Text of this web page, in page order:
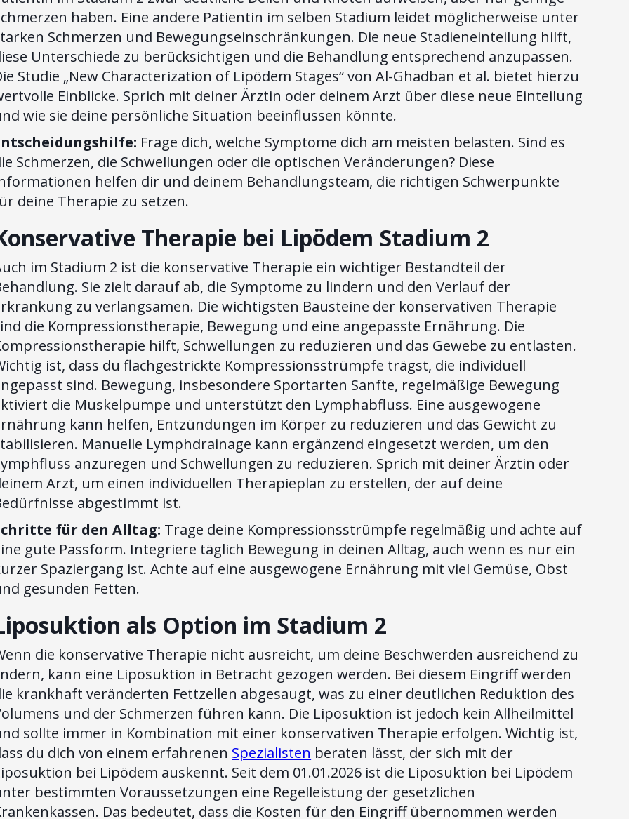
haben. Eine andere Patientin im selben Stadium leidet möglicherweise unter
Schmerzen und Bewegungseinschränkungen. Die neue Stadieneinteilung hilft,
Unterschiede zu berücksichtigen und die Behandlung entsprechend anzupassen.
Studie „New Characterization of Lipödem Stages“ von Al-Ghadban et al. bietet hierzu
Einblicke. Sprich mit deiner Ärztin oder deinem Arzt über diese neue Einteilung
wie sie deine persönliche Situation beeinflussen könnte.
Frage dich, welche Symptome dich am meisten belasten. Sind es
Schmerzen, die Schwellungen oder die optischen Veränderungen? Diese
helfen dir und deinem Behandlungsteam, die richtigen Schwerpunkte
deine Therapie zu setzen.
Therapie bei Lipödem Stadium 2
im Stadium 2 ist die konservative Therapie ein wichtiger Bestandteil der
Sie zielt darauf ab, die Symptome zu lindern und den Verlauf der
zu verlangsamen. Die wichtigsten Bausteine der konservativen Therapie
die Kompressionstherapie, Bewegung und eine angepasste Ernährung. Die
hilft, Schwellungen zu reduzieren und das Gewebe zu entlasten.
ist, dass du flachgestrickte Kompressionsstrümpfe trägst, die individuell
sind. Bewegung, insbesondere Sportarten Sanfte, regelmäßige Bewegung
die Muskelpumpe und unterstützt den Lymphabfluss. Eine ausgewogene
kann helfen, Entzündungen im Körper zu reduzieren und das Gewicht zu
Manuelle Lymphdrainage kann ergänzend eingesetzt werden, um den
anzuregen und Schwellungen zu reduzieren. Sprich mit deiner Ärztin oder
Arzt, um einen individuellen Therapieplan zu erstellen, der auf deine
abgestimmt ist.
für den Alltag: Trage deine Kompressionsstrümpfe regelmäßig und achte auf
gute Passform. Integriere täglich Bewegung in deinen Alltag, auch wenn es nur ein
Spaziergang ist. Achte auf eine ausgewogene Ernährung mit viel Gemüse, Obst
gesunden Fetten.
als Option im Stadium 2
die konservative Therapie nicht ausreicht, um deine Beschwerden ausreichend zu
kann eine Liposuktion in Betracht gezogen werden. Bei diesem Eingriff werden
krankhaft veränderten Fettzellen abgesaugt, was zu einer deutlichen Reduktion des
und der Schmerzen führen kann. Die Liposuktion ist jedoch kein Allheilmittel
sollte immer in Kombination mit einer konservativen Therapie erfolgen. Wichtig ist,
du dich von einem erfahrenen Spezialisten beraten lässt, der sich mit der
bei Lipödem auskennt. Seit dem 01.01.2026 ist die Liposuktion bei Lipödem
bestimmten Voraussetzungen eine Regelleistung der gesetzlichen
Das bedeutet, dass die Kosten für den Eingriff übernommen werden